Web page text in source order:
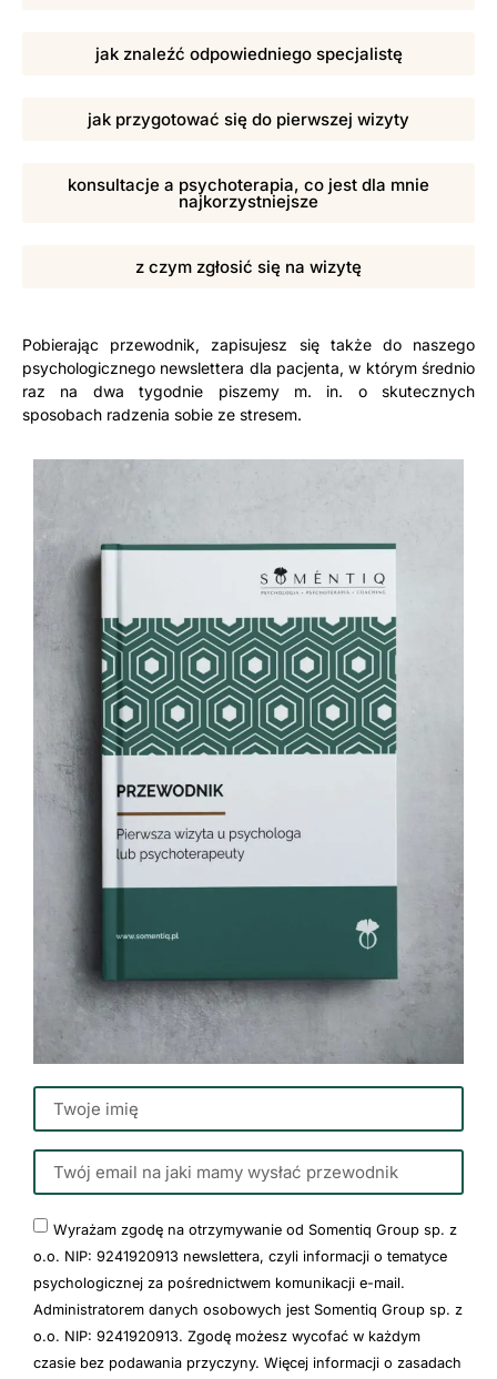
Wyrażam zgodę na otrzymywanie od Somentiq Group sp. z
o.o. NIP: 9241920913 newslettera, czyli informacji o tematyce
psychologicznej za pośrednictwem komunikacji e-mail.
Administratorem danych osobowych jest Somentiq Group sp. z
o.o. NIP: 9241920913. Zgodę możesz wycofać w każdym
czasie bez podawania przyczyny. Więcej informacji o zasadach
jak znaleźć odpowiedniego specjalistę
jak przygotować się do pierwszej wizyty
konsultacje a psychoterapia, co jest dla mnie
najkorzystniejsze
z czym zgłosić się na wizytę
Pobierając przewodnik, zapisujesz się także do naszego
psychologicznego newslettera dla pacjenta, w którym średnio
raz na dwa tygodnie piszemy m. in. o skutecznych
sposobach radzenia sobie ze stresem.